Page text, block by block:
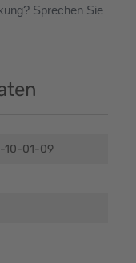
Sprechen Sie
10-01-09